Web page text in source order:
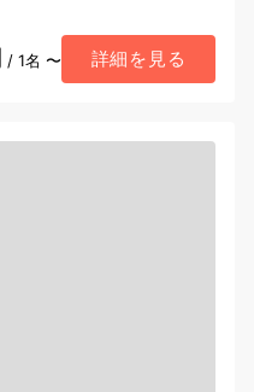
/ 1名 〜 詳細を見る